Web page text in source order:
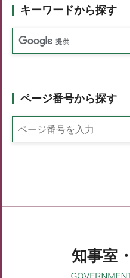
キーワードから探す
ページ番号から探す
知事室